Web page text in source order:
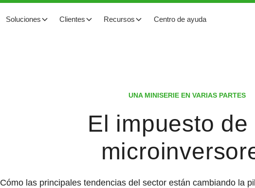
Soluciones Clientes Recursos Centro de ayuda
UNA MINISERIE EN VARIAS PARTES
El impuesto de
Cómo las principales tendencias del sector están cambiando la